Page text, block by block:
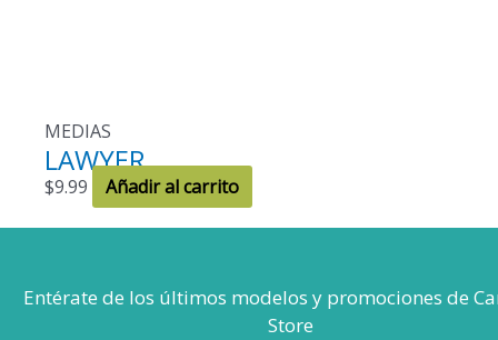
MEDIAS
LAWYER
$9.99 Añadir al carrito
Entérate de los últimos modelos y promociones de
Store